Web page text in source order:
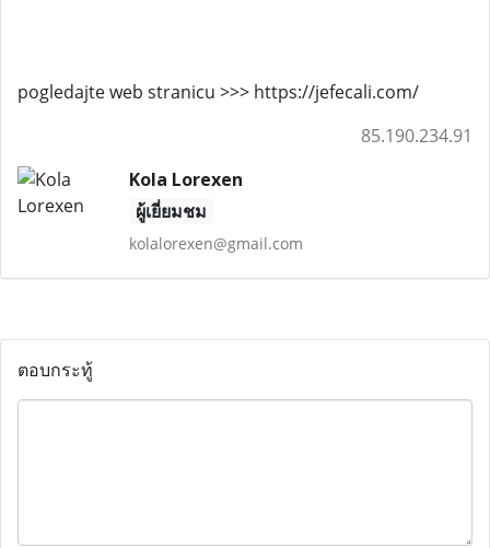
pogledajte web stranicu >>> https://jefecali.com/
85.190.234.91
Kola Lorexen
ผู้เยี่ยมชม
kolalorexen@gmail.com
ตอบกระทู้